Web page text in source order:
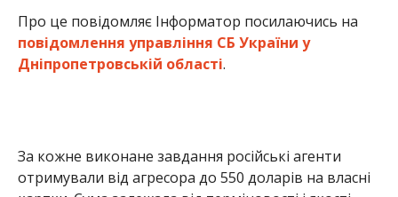
Про це повідомляє Інформатор посилаючись на
повідомлення управління СБ України у
Дніпропетровській області.
За кожне виконане завдання російські агенти
отримували від агресора до 550 доларів на власні